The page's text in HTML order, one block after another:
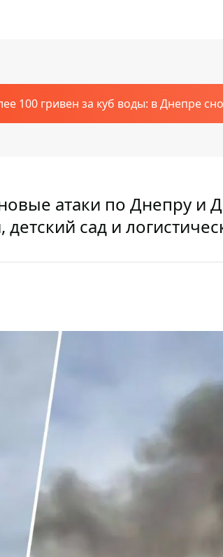
100 гривен за куб воды: в Днепре
атаки по Днепру и
сад и